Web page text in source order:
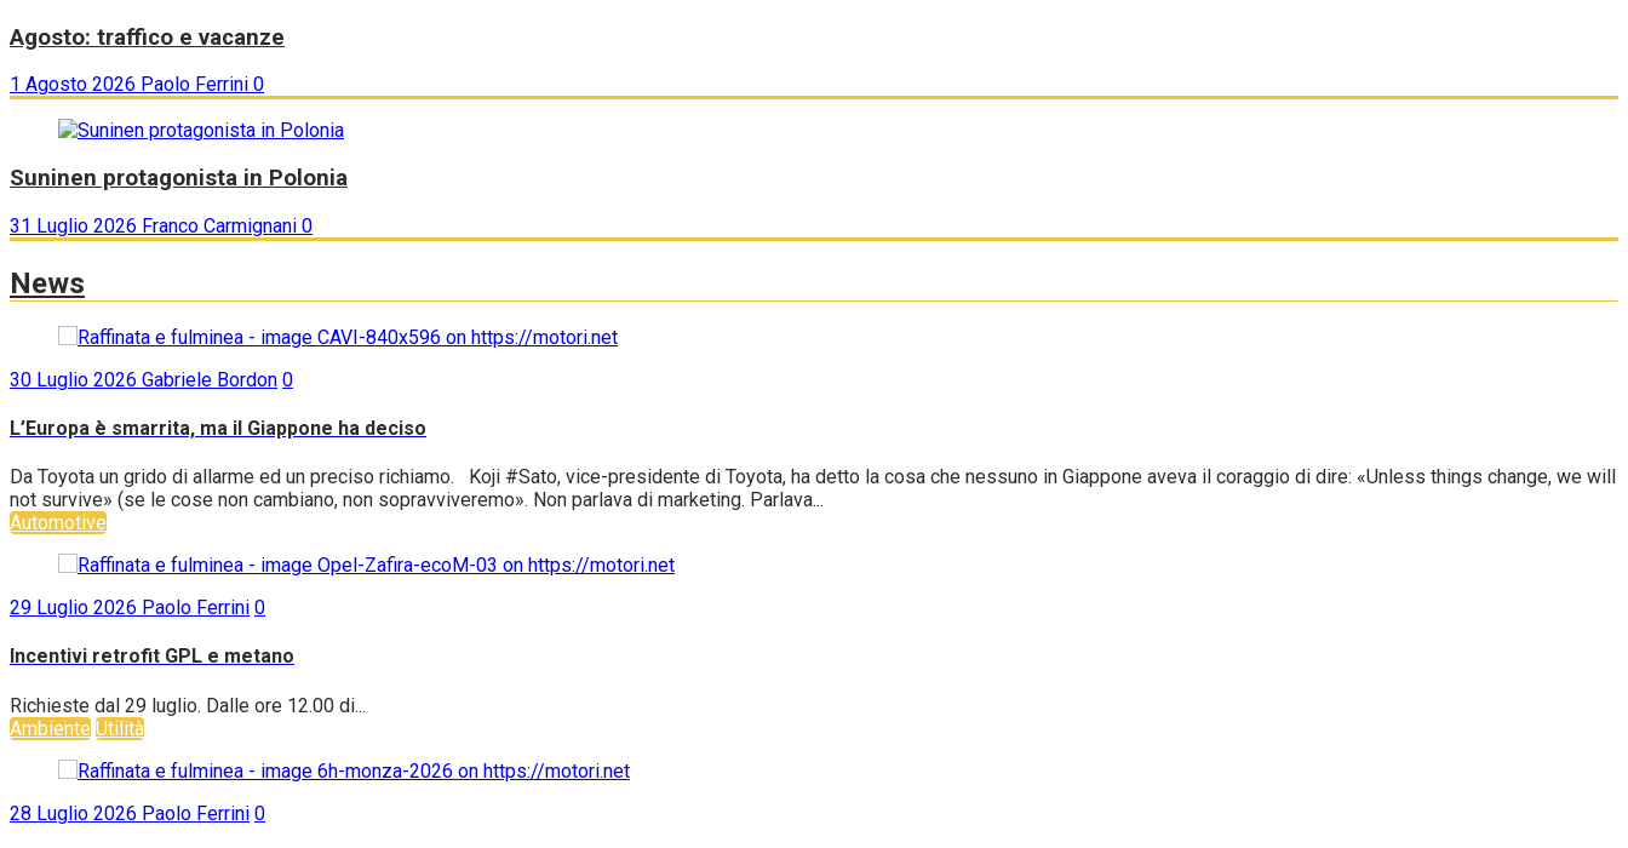
Agosto: traffico e vacanze
1 Agosto 2026 Paolo Ferrini 0
Suninen protagonista in Polonia
31 Luglio 2026 Franco Carmignani 0
News
30 Luglio 2026 Gabriele Bordon 0
L’Europa è smarrita, ma il Giappone ha deciso
Da Toyota un grido di allarme ed un preciso richiamo. Koji #Sato, vice-presidente di Toyota, ha detto la cosa che nessuno in Giappone aveva il coraggio di dire: «Unless things change, we will
not survive» (se le cose non cambiano, non sopravviveremo». Non parlava di marketing. Parlava...
Automotive
29 Luglio 2026 Paolo Ferrini 0
Incentivi retrofit GPL e metano
Richieste dal 29 luglio. Dalle ore 12.00 di...
Ambiente Utilità
28 Luglio 2026 Paolo Ferrini 0